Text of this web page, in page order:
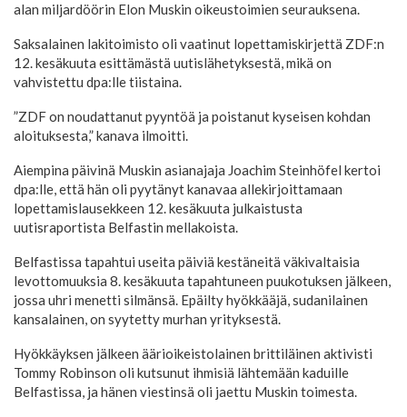
alan miljardöörin Elon Muskin oikeustoimien seurauksena.
Saksalainen lakitoimisto oli vaatinut lopettamiskirjettä ZDF:n
12. kesäkuuta esittämästä uutislähetyksestä, mikä on
vahvistettu dpa:lle tiistaina.
”ZDF on noudattanut pyyntöä ja poistanut kyseisen kohdan
aloituksesta,” kanava ilmoitti.
Aiempina päivinä Muskin asianajaja Joachim Steinhöfel kertoi
dpa:lle, että hän oli pyytänyt kanavaa allekirjoittamaan
lopettamislausekkeen 12. kesäkuuta julkaistusta
uutisraportista Belfastin mellakoista.
Belfastissa tapahtui useita päiviä kestäneitä väkivaltaisia
levottomuuksia 8. kesäkuuta tapahtuneen puukotuksen jälkeen,
jossa uhri menetti silmänsä. Epäilty hyökkääjä, sudanilainen
kansalainen, on syytetty murhan yrityksestä.
Hyökkäyksen jälkeen äärioikeistolainen brittiläinen aktivisti
Tommy Robinson oli kutsunut ihmisiä lähtemään kaduille
Belfastissa, ja hänen viestinsä oli jaettu Muskin toimesta.